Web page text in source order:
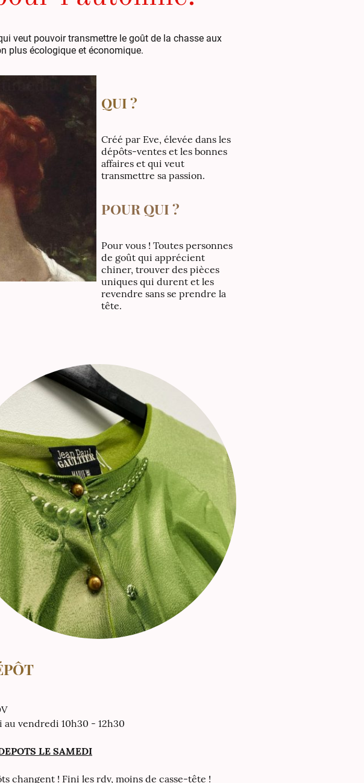
veut pouvoir transmettre le goût de la chasse aux
plus écologique et économique.
QUI ?
Créé par Eve, élevée dans les
dépôts-ventes et les bonnes
affaires et qui veut
transmettre sa passion.
POUR QUI ?
Pour vous ! Toutes personnes
de goût qui apprécient
chiner, trouver des pièces
uniques qui durent et les
revendre sans se prendre la
tête.
au vendredi 10h30 - 12h30
LE SAMEDI
changent ! Fini les rdv, moins de casse-tête !